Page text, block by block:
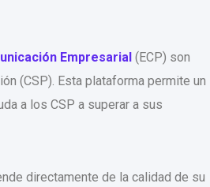
Empresarial (ECP) son
(CSP). Esta plataforma permite un
a los CSP a superar a sus
directamente de la calidad de su